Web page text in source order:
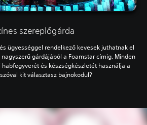
szereplőgárda
ügyességgel rendelkező kevesek juthatnak el
gárdájából a Foamstar címig. Minden
és készségkészletét használja a
kit választasz bajnokodul?